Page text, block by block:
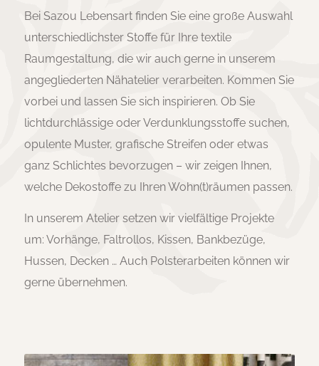
Bei Sazou Lebensart finden Sie eine große Auswahl
unterschiedlichster Stoffe für Ihre textile
Raumgestaltung, die wir auch gerne in unserem
angegliederten Nähatelier verarbeiten. Kommen Sie
vorbei und lassen Sie sich inspirieren. Ob Sie
lichtdurchlässige oder Verdunklungsstoffe suchen,
opulente Muster, grafische Streifen oder etwas
ganz Schlichtes bevorzugen – wir zeigen Ihnen,
welche Dekostoffe zu Ihren Wohn(t)räumen passen.
In unserem Atelier setzen wir vielfältige Projekte
um: Vorhänge, Faltrollos, Kissen, Bankbezüge,
Hussen, Decken … Auch Polsterarbeiten können wir
gerne übernehmen.